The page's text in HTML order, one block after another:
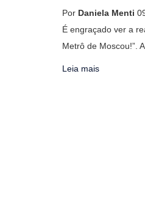
Por Daniela Menti
É engraçado ver a
Metrô de Moscou!”.
Leia mais